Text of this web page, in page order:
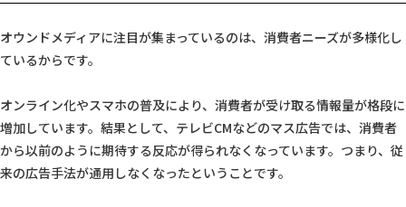
オウンドメディアに注目が集まっているのは、消費者ニーズが多様化し
ているからです。
オンライン化やスマホの普及により、消費者が受け取る情報量が格段に
増加しています。結果として、テレビCMなどのマス広告では、消費者
から以前のように期待する反応が得られなくなっています。つまり、従
来の広告手法が通用しなくなったということです。